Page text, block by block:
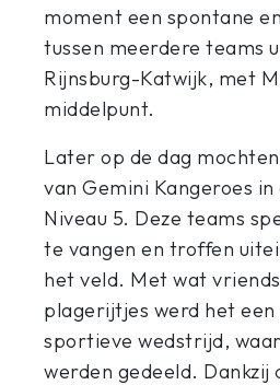
moment een spontane
tussen meerdere teams
Rijnsburg-Katwijk, met
middelpunt.
Later op de dag
van Gemini Kangeroes
Niveau 5. Deze teams
te vangen en troffen
het veld. Met wat
plagerijtjes werd het een
sportieve wedstrijd,
werden gedeeld. Dankzij